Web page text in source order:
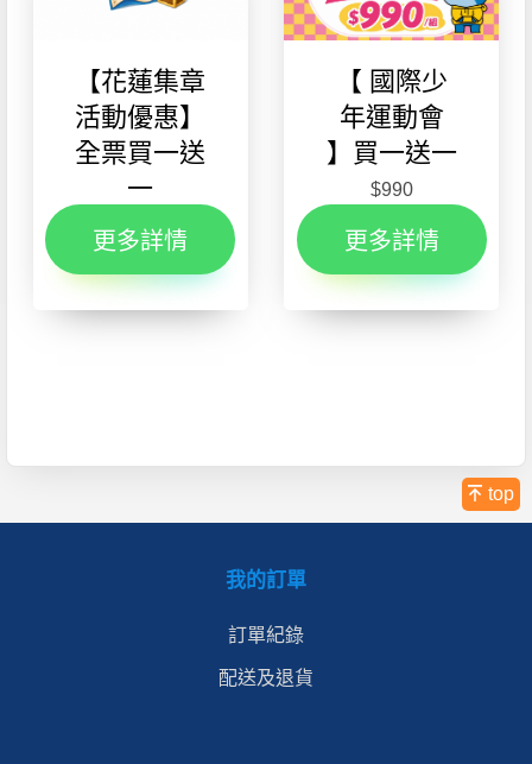
【花蓮集章
活動優惠】
全票買一送
一
$990
更多詳情
【 國際少
年運動會
】買一送一
$990
更多詳情
top
我的訂單
訂單紀錄
配送及退貨